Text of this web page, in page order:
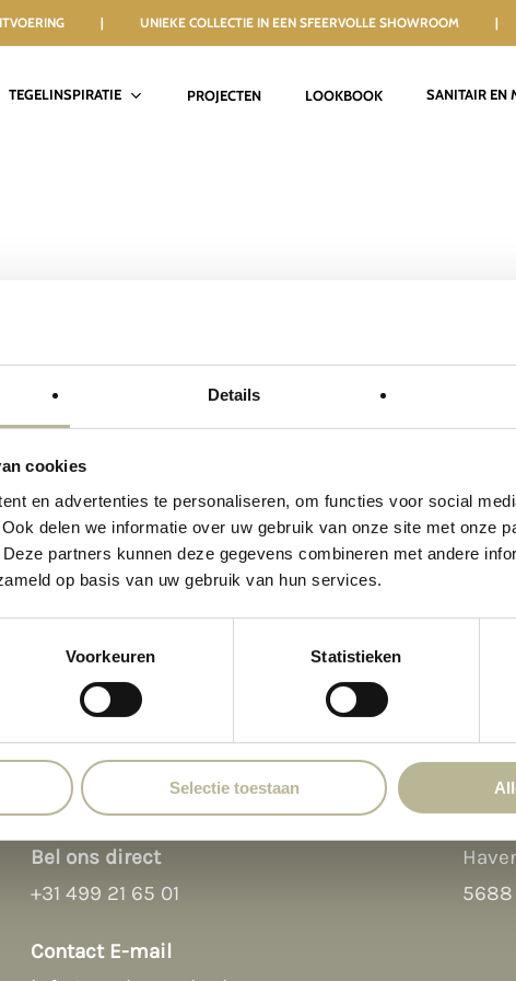
Details
cookies
en advertenties te personaliseren, om functies voor social
delen we informatie over uw gebruik van onze site met onze
partners kunnen deze gegevens combineren met andere
op basis van uw gebruik van hun services.
Voorkeuren Statistieken
Selectie toestaan
UITVOERING | UNIEKE COLLECTIE IN EEN SFEERVOLLE SHOWROOM |
TEGELINSPIRATIE PROJECTEN LOOKBOOK SANITAIR EN
Contact
Bel ons direct
+31 499 21 65 01
Contact E-mail
5688